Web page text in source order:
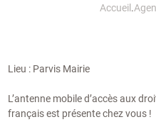
Accueil
Lieu : Parvis Mairie
L’antenne mobile d’accès aux
français est présente chez vous !